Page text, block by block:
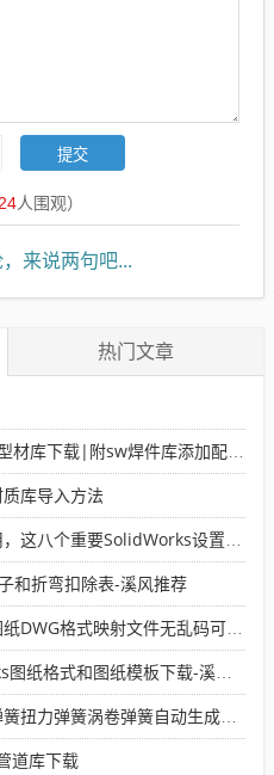
人围观）
来说两句吧...
热门文章
载|附sw焊件库添加配置使用教程
库导入方法
SolidWorks设置可以提高你的画图效率
和折弯扣除表-溪风推荐
映射文件无乱码可分层-溪风亲测推荐
式和图纸模板下载-溪风专用版
弹簧涡卷弹簧自动生成宏程序下载
道库下载